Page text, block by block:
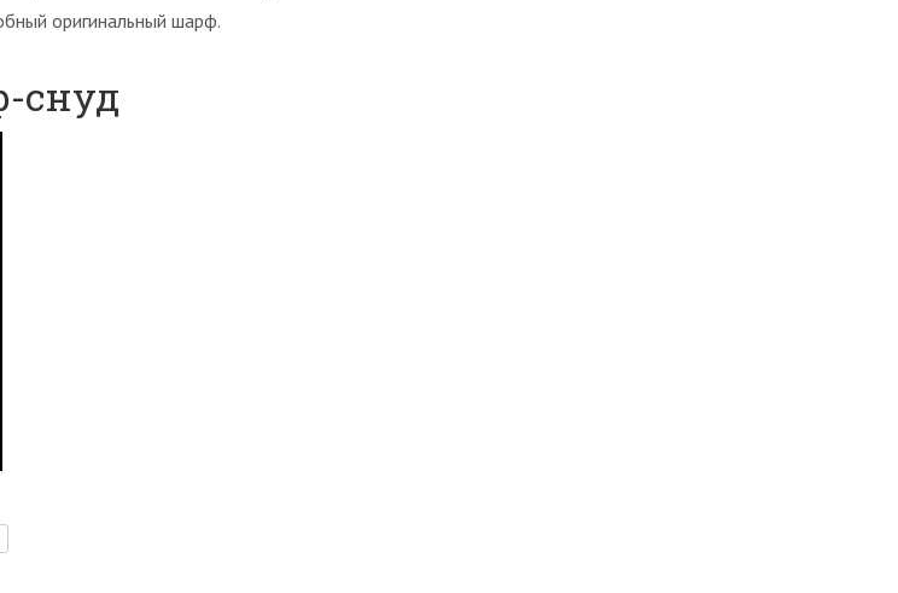
оригинальный шарф.
снуд